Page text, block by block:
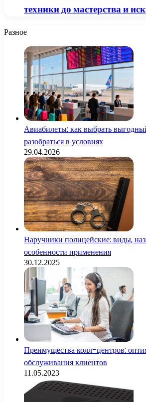
техники до мастерства и
Разное
Авиабилеты: как выбрать
разобраться в условиях
29.04.2026
Наручники полицейские: виды,
особенности применения
30.12.2025
Преимущества колл-центров:
обслуживания клиентов
11.05.2023